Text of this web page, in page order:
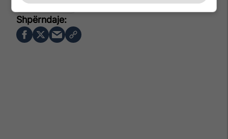
Malsor Gjonbalaj